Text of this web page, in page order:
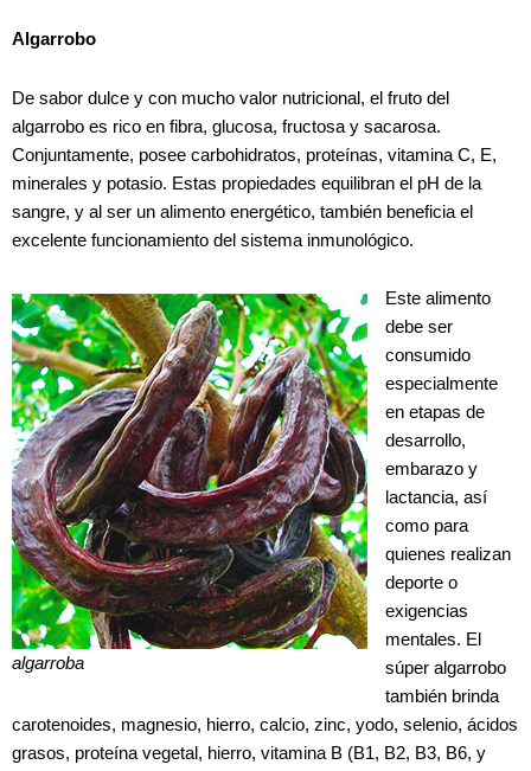
Algarrobo
De sabor dulce y con mucho valor nutricional, el fruto del
algarrobo es rico en fibra, glucosa, fructosa y sacarosa.
Conjuntamente, posee carbohidratos, proteínas, vitamina C, E,
minerales y potasio. Estas propiedades equilibran el pH de la
sangre, y al ser un alimento energético, también beneficia el
excelente funcionamiento del sistema inmunológico.
algarroba
Este alimento
debe ser
consumido
especialmente
en etapas de
desarrollo,
embarazo y
lactancia, así
como para
quienes realizan
deporte o
exigencias
mentales. El
súper algarrobo
también brinda
carotenoides, magnesio, hierro, calcio, zinc, yodo, selenio, ácidos
grasos, proteína vegetal, hierro, vitamina B (B1, B2, B3, B6, y